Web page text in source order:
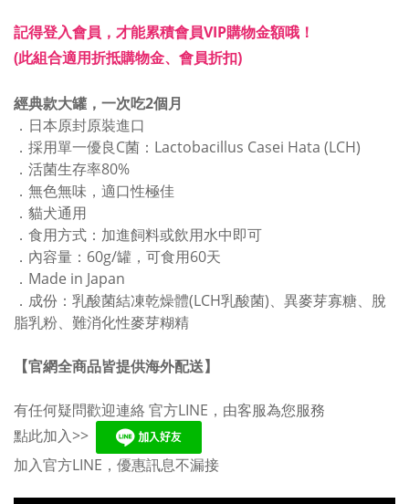
記得登入會員，才能累積會員VIP購物金額哦！
(此組合適用折抵購物金、會員折扣)
經典款大罐，一次吃2個月
． 日本原封原裝進口
． 採用單一優良C菌：Lactobacillus Casei Hata (LCH)
． 活菌生存率80%
． 無色無味，適口性極佳
． 貓犬通用
． 食用方式：加進飼料或飲用水中即可
． 內容量：60g/罐，可食用60天
． Made in Japan
． 成份：乳酸菌結凍乾燥體(LCH乳酸菌)、異麥芽寡糖、脫
脂乳粉、難消化性麥芽糊精
【官網全商品皆提供海外配送】
有任何疑問歡迎連絡 官方LINE，由客服為您服務
點此加入>>
加入官方LINE，優惠訊息不漏接